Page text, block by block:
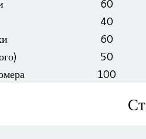
60
40
60
50
100